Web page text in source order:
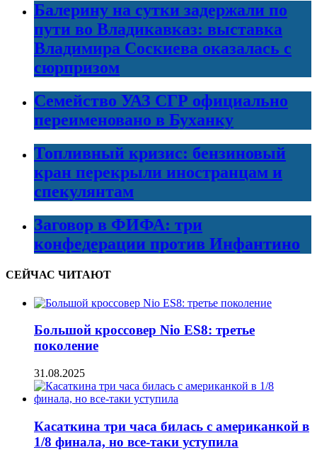
Балерину на сутки задержали по
пути во Владикавказ: выставка
Владимира Соскиева оказалась с
сюрпризом
Семейство УАЗ СГР официально
переименовано в Буханку
Топливный кризис: бензиновый
кран перекрыли иностранцам и
спекулянтам
Заговор в ФИФА: три
конфедерации против Инфантино
СЕЙЧАС ЧИТАЮТ
Большой кроссовер Nio ES8: третье
поколение
31.08.2025
Касаткина три часа билась с американкой в
1/8 финала, но все-таки уступила